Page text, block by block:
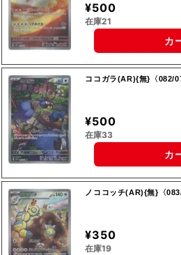
¥500
在庫21
カ
ココガラ(AR){無}〈082/
¥500
在庫33
カ
ノココッチ(AR){無}〈
¥350
在庫19